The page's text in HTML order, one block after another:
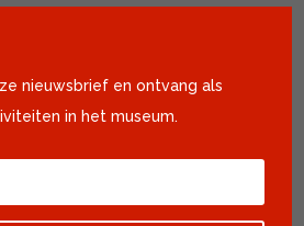
nieuwsbrief en ontvang als
in het museum.